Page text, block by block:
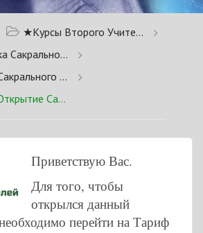
★Курсы Второго Учителя★ Вершитель Судеб
Потока★
Потока 1.0
Потока"
Приветствую Вас.
Для того, чтобы
открылся данный
перейти на Тариф